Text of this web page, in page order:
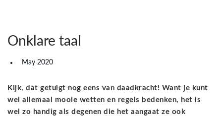
Onklare taal
May 2020
Kijk, dat getuigt nog eens van daadkracht! Want je kunt
wel allemaal mooie wetten en regels bedenken, het is
wel zo handig als degenen die het aangaat ze ook